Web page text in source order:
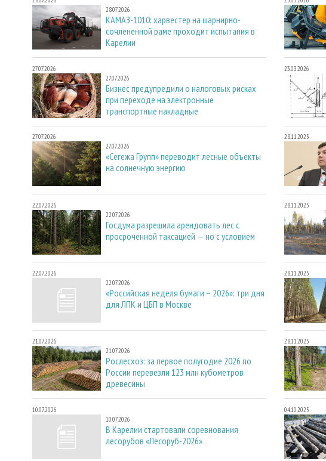
28.07.2026
КАМАЗ-1010: харвестер на шарнирно-
сочлененной раме проходит испытания в
Карелии
27.07.2026
27.07.2026
Бизнес предупредили о налоговых рисках
при переходе на электронные
транспортные накладные
27.07.2026
27.07.2026
«Сегежа Групп» переводит лесные объекты
на солнечную энергию
22.07.2026
22.07.2026
Госдума разрешила арендовать лес с
просроченной таксацией — но с условием
22.07.2026
22.07.2026
«Российская неделя бумаги – 2026»: три дня
для ЛПК и ЦБП в Москве
21.07.2026
21.07.2026
Рослесхоз: за первое полугодие 2026 по
России перевезли 123 млн кубометров
древесины
10.07.2026
10.07.2026
В Карелии стартовали соревнования
лесорубов «Лесоруб-2026»
23.03.2026
28.11.2025
28.11.2025
28.11.2025
28.11.2025
04.10.2025